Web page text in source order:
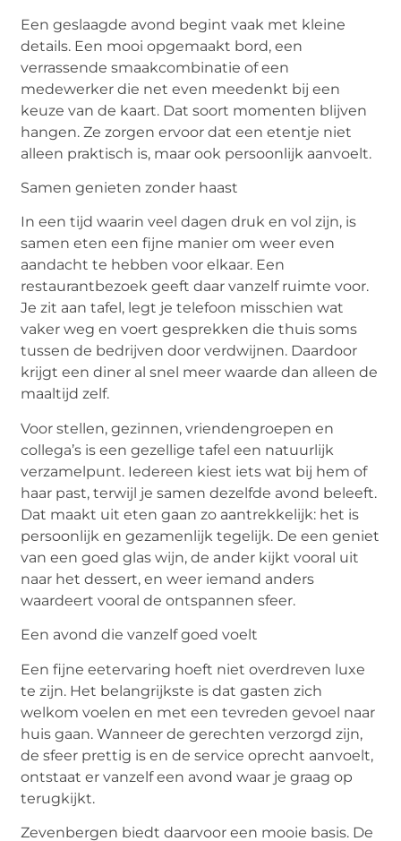
Een geslaagde avond begint vaak met kleine
details. Een mooi opgemaakt bord, een
verrassende smaakcombinatie of een
medewerker die net even meedenkt bij een
keuze van de kaart. Dat soort momenten blijven
hangen. Ze zorgen ervoor dat een etentje niet
alleen praktisch is, maar ook persoonlijk aanvoelt.
Samen genieten zonder haast
In een tijd waarin veel dagen druk en vol zijn, is
samen eten een fijne manier om weer even
aandacht te hebben voor elkaar. Een
restaurantbezoek geeft daar vanzelf ruimte voor.
Je zit aan tafel, legt je telefoon misschien wat
vaker weg en voert gesprekken die thuis soms
tussen de bedrijven door verdwijnen. Daardoor
krijgt een diner al snel meer waarde dan alleen de
maaltijd zelf.
Voor stellen, gezinnen, vriendengroepen en
collega’s is een gezellige tafel een natuurlijk
verzamelpunt. Iedereen kiest iets wat bij hem of
haar past, terwijl je samen dezelfde avond beleeft.
Dat maakt uit eten gaan zo aantrekkelijk: het is
persoonlijk en gezamenlijk tegelijk. De een geniet
van een goed glas wijn, de ander kijkt vooral uit
naar het dessert, en weer iemand anders
waardeert vooral de ontspannen sfeer.
Een avond die vanzelf goed voelt
Een fijne eetervaring hoeft niet overdreven luxe
te zijn. Het belangrijkste is dat gasten zich
welkom voelen en met een tevreden gevoel naar
huis gaan. Wanneer de gerechten verzorgd zijn,
de sfeer prettig is en de service oprecht aanvoelt,
ontstaat er vanzelf een avond waar je graag op
terugkijkt.
Zevenbergen biedt daarvoor een mooie basis. De